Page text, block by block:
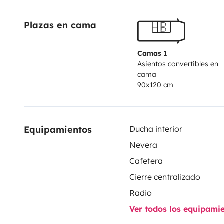
un'impresa di pulizia specializzata (sarà richiesta
richiedono € 100 per pulizia e igenizzazione
carburante, il pieno delle acque, e scaricato le acque
DOVESSE FINIRE durate il vostro viaggio la spesa
improbabile) ma e meglio specificare :)GRAZIE per
Plazas en cama
Camas 1
Asientos convertibles en
cama
90x120 cm
Equipamientos Ducha interior
Nevera
Cafetera
Cierre centralizado
Radio
Ver todos los